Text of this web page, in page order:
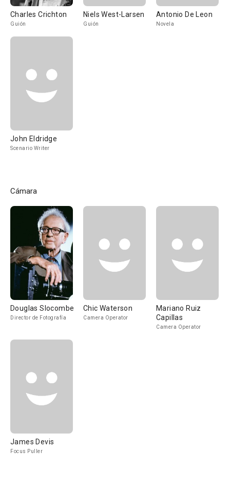
Charles Crichton
Guión
Niels West-Larsen
Guión
Antonio De Leon
Novela
John Eldridge
Scenario Writer
Cámara
Douglas Slocombe
Director de Fotografía
Chic Waterson
Camera Operator
Mariano Ruiz
Capillas
Camera Operator
James Devis
Focus Puller